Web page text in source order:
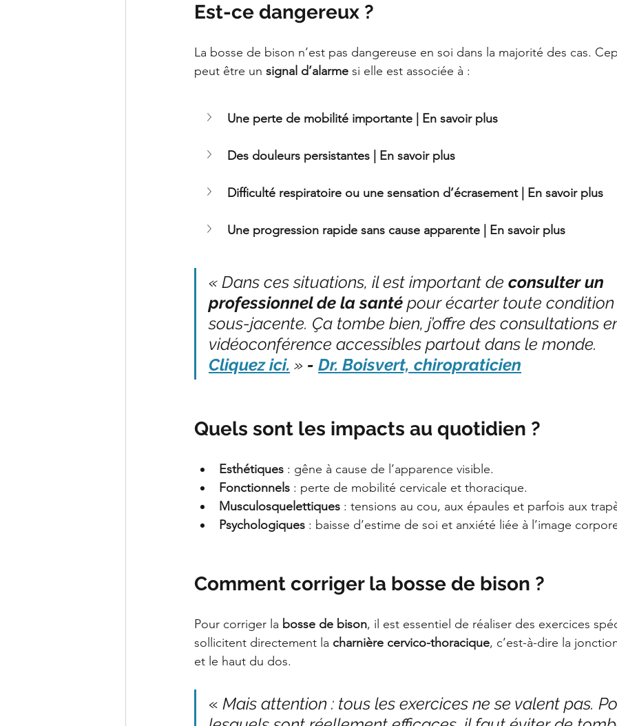
Est-ce dangereux ?
La bosse de bison n’est pas dangereuse en soi dans la majorité des cas.
peut être un signal d’alarme si elle est associée à :
Une perte de mobilité importante | En savoir plus
Des douleurs persistantes | En savoir plus
Difficulté respiratoire ou une sensation d’écrasement | En savoir plus
Une progression rapide sans cause apparente | En savoir plus
« Dans ces situations, il est important de consulter un
professionnel de la santé pour écarter toute
sous-jacente. Ça tombe bien, j’offre des consultations
vidéoconférence accessibles partout dans le
Cliquez ici. » - Dr. Boisvert, chiropraticien
Quels sont les impacts au quotidien ?
Esthétiques : gêne à cause de l’apparence visible.
Fonctionnels : perte de mobilité cervicale et thoracique.
Musculosquelettiques : tensions au cou, aux épaules et parfois aux
Psychologiques : baisse d’estime de soi et anxiété liée à l’image
Comment corriger la bosse de bison ?
Pour corriger la bosse de bison, il est essentiel de réaliser des exercices
sollicitent directement la charnière cervico-thoracique, c’est-à-dire la
et le haut du dos.
« Mais attention : tous les exercices ne se valent pas.